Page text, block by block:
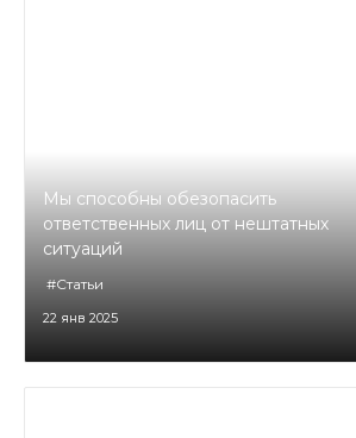
Мы способны обезопасить
ответственных лиц от нештатных
ситуаций
#Статьи
22 янв 2025